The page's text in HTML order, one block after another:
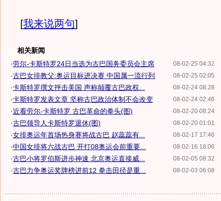
[我来说两句]
相关新闻
08-02-25 04:32
·劳尔-卡斯特罗24日当选为古巴国务委员会主席
08-02-25 02:05
·古巴女排教父:奥运目标进决赛 中国属一流行列
08-02-24 08:28
·卡斯特罗撰文抨击美国 声称颠覆古巴政权...
08-02-24 02:46
·卡斯特罗发表文章 坚称古巴政治体制不会改变
08-02-20 08:24
·近看劳尔-卡斯特罗 古巴革命的拳头(图)
08-02-20 01:01
·古巴领导人卡斯特罗退休(图)
08-02-17 17:46
·女排奥运年首场热身赛将战古巴 赵蕊蕊有...
08-02-16 18:06
·中国女排将六战古巴 开打08奥运会前重要...
08-02-05 08:32
·古巴小将罗伯斯进步神速 北京奥运直接威...
08-02-03 06:08
·古巴力争奥运奖牌榜进前12 拳击田径是重...